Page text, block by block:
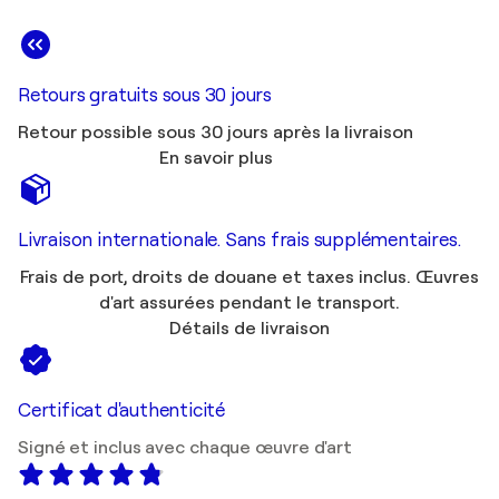
Retours gratuits sous 30 jours
Retour possible sous 30 jours après la livraison
En savoir plus
Livraison internationale. Sans frais supplémentaires.
Frais de port, droits de douane et taxes inclus. Œuvres
d'art assurées pendant le transport.
Détails de livraison
Certificat d'authenticité
Signé et inclus avec chaque œuvre d'art